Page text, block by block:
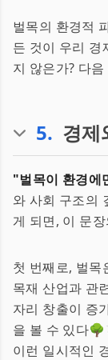
벌목의 환경적
든 것이 우리 경
지 않은가? 다
5. 경제
"벌목이 환경에
와 사회 구조의
게 되면, 이 문
첫 번째로, 벌목
목재 산업과 관
자리 창출이 증
을 볼 수 있다
이런 일시적인